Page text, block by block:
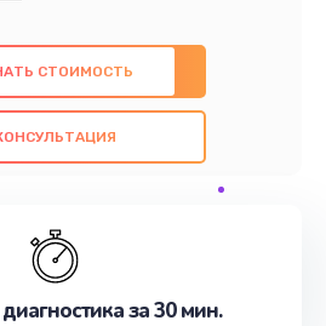
и качественный ремонт с
компонентов, а
качество всех
Наша цель - предоставить
Не медлите записаться на
СТОИМОСТЬ
за 30 мин.